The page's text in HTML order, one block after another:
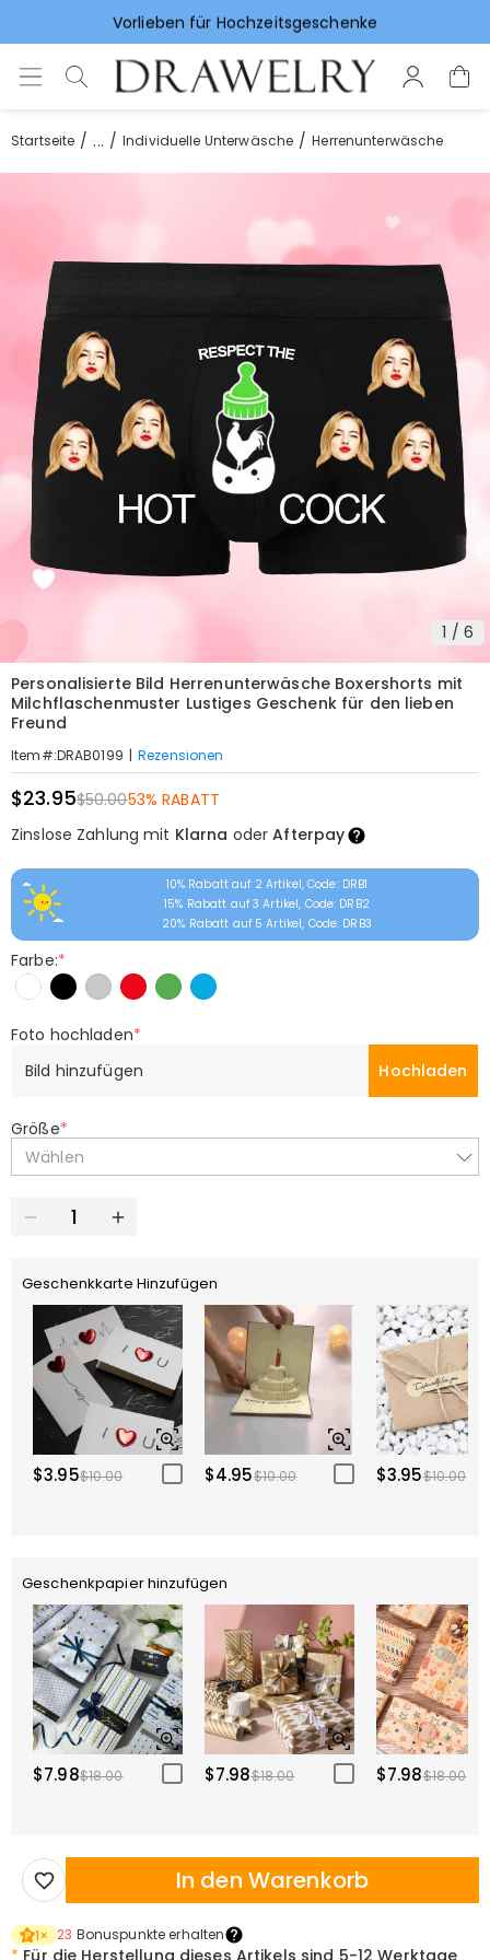
Vorlieben für Hochzeitsgeschenke
Startseite ... Individuelle Unterwäsche Herrenunterwäsche
1 / 6
Personalisierte Bild Herrenunterwäsche Boxershorts mit
Milchflaschenmuster Lustiges Geschenk für den lieben
Freund
Item#:DRAB0199 | Rezensionen
$23.95$50.0053% RABATT
Zinslose Zahlung mit Klarna oderAfterpay
10% Rabatt auf 2 Artikel, Code: DRB1
15% Rabatt auf 3 Artikel, Code: DRB2
20% Rabatt auf 5 Artikel, Code: DRB3
Farbe:*
Foto hochladen*
Bild hinzufügen
Hochladen
Größe*
Wählen
Geschenkkarte Hinzufügen
$3.95$10.00 $4.95$10.00 $3.95$10.00
Geschenkpapier hinzufügen
$7.98$18.00 $7.98$18.00 $7.98$18.00
In den Warenkorb
1× 23 Bonuspunkte erhalten
* Für die Herstellung dieses Artikels sind 5-12 Werktage